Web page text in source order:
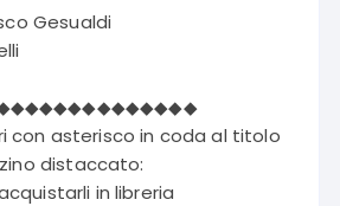
Gesualdi
con asterisco in coda al titolo
distaccato:
in libreria